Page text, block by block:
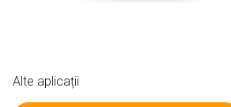
Alte aplicații